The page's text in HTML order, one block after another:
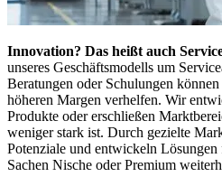
Innovation? Das heißt auch
unseres Geschäftsmodells um
Beratungen oder Schulungen
höheren Margen verhelfen. Wir
Produkte oder erschließen
weniger stark ist. Durch gezielte
Potenziale und entwickeln
Sachen Nische oder Premium